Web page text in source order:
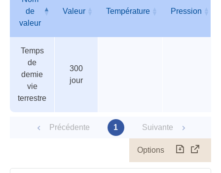
des
paramètres
de
valeur
Valeur Température Pression
de
valeur
Temps
de
demie
vie
terrestre
300
jour
Précédente 1 Suivante
Options
le